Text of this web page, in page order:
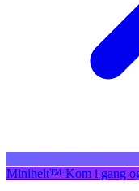
Minihelt™ Kom i gang